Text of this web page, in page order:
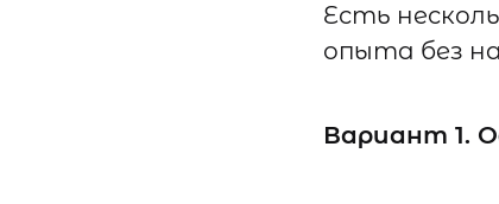
Есть
опыта без
Вариант 1.